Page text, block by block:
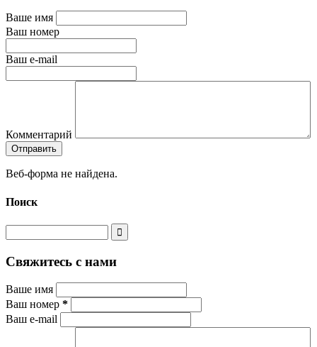
Ваше имя
Ваш номер
Ваш e-mail
Комментарий
Веб-форма не найдена.
Поиск
Свяжитесь с нами
Ваше имя
Ваш номер *
Ваш e-mail